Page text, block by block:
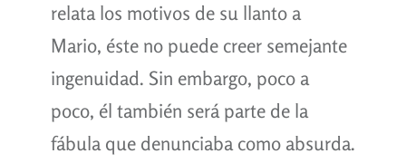
relata los motivos de su llanto a
Mario, éste no puede creer semejante
ingenuidad. Sin embargo, poco a
poco, él también será parte de la
fábula que denunciaba como absurda.